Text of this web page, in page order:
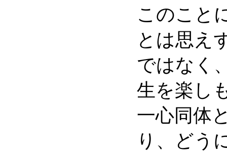
このこと
とは思え
ではなく
生を楽し
一心同体
り、どう